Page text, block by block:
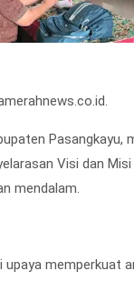
Pasangkayu,
Visi dan
mendalam.
upaya memperkuat